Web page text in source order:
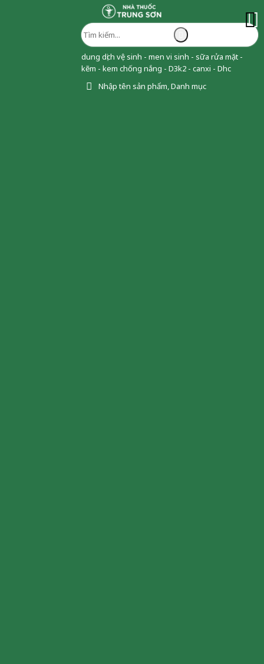
dung dịch vệ sinh - men vi sinh - sữa rửa mặt -
kẽm - kem chống nắng - D3k2 - canxi - Dhc
Nhập tên sản phẩm, Danh mục